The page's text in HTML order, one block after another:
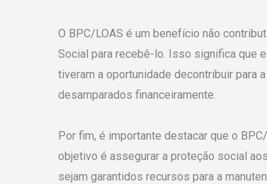
O BPC/LOAS é um benefício não
Social para recebê-lo. Isso significa que
tiveram a oportunidade decontribuir para
desamparados financeiramente.
Por fim, é importante destacar que o
objetivo é assegurar a proteção social
sejam garantidos recursos para a